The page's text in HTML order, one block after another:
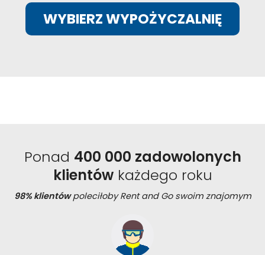
WYBIERZ WYPOŻYCZALNIĘ
Ponad 400 000 zadowolonych
klientówkażdego roku
98% klientówpoleciłoby Rent and Go swoim znajomym